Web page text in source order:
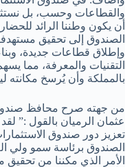
والقطاعات وحسب، بل
أن يكون وطننا الرائد
الصندوق إلى تحقيق
وإطلاق قطاعات جديدة،
التقنيات والمعرفة، مما
بالمملكة وأن يُرسخ مكانته
من جهته صرح محافظ صندوق
تعزيز دور صندوق
الصندوق برئاسة سمو ولي
الأمر الذي مكننا من